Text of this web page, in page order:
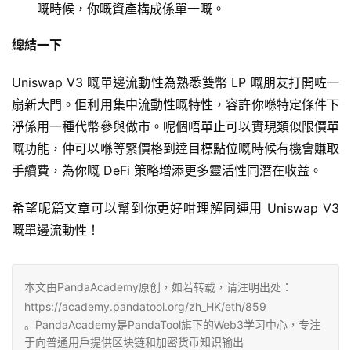
嘅時候，你嘅資產構成係單一嘅。
總結一下
Uniswap V3 嘅單邊流動性為熟悉雙幣 LP 嘅朋友打開咗一
扇新大門。佢利用集中流動性嘅特性，容許你喺特定條件下
淨係用一種代幣參與做市。呢個唔單止可以實現類似限價單
嘅功能，仲可以喺等緊價格到達目標點位嘅時候有機會賺取
手續費，為你嘅 DeFi 策略增添更多靈活性同潛在收益。
希望呢篇文章可以幫到你更好咁理解同運用 Uniswap V3
嘅單邊流動性！
本文由PandaAcademy原创，如若转载，请注明出处：
https://academy.pandatool.org/zh_HK/eth/859
。PandaAcademy是PandaTool旗下的Web3学习中心，专注
于向普通用户提供区块链和加密货币知识输出